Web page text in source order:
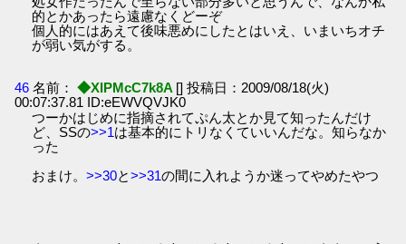
的とかあったら遠慮なくどーぞ
個人的にはあえて後味悪めにしたとはいえ、いまいちオチ
が弱い気がする。
46 名前： ◆XIPMcC7k8A [] 投稿日：2009/08/18(火)
00:07:37.81 ID:eEWVQVJK0
つーかはじめに指摘されてぷん太とか見て知ったんだけ
ど、SSの>>1は基本的にトリなくていいんだな。知らなか
った
おまけ。>>30と>>31の間に入れようか迷ってやめたやつ